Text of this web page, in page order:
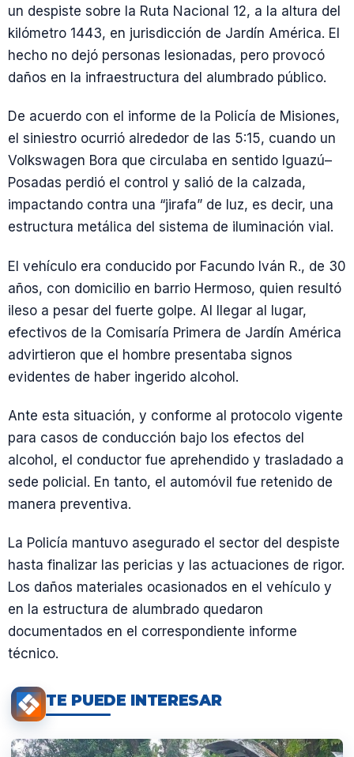
un despiste sobre la Ruta Nacional 12, a la altura del
kilómetro 1443, en jurisdicción de Jardín América. El
hecho no dejó personas lesionadas, pero provocó
daños en la infraestructura del alumbrado público.
De acuerdo con el informe de la Policía de Misiones,
el siniestro ocurrió alrededor de las 5:15, cuando un
Volkswagen Bora que circulaba en sentido Iguazú–
Posadas perdió el control y salió de la calzada,
impactando contra una “jirafa” de luz, es decir, una
estructura metálica del sistema de iluminación vial.
El vehículo era conducido por Facundo Iván R., de 30
años, con domicilio en barrio Hermoso, quien resultó
ileso a pesar del fuerte golpe. Al llegar al lugar,
efectivos de la Comisaría Primera de Jardín América
advirtieron que el hombre presentaba signos
evidentes de haber ingerido alcohol.
Ante esta situación, y conforme al protocolo vigente
para casos de conducción bajo los efectos del
alcohol, el conductor fue aprehendido y trasladado a
sede policial. En tanto, el automóvil fue retenido de
manera preventiva.
La Policía mantuvo asegurado el sector del despiste
hasta finalizar las pericias y las actuaciones de rigor.
Los daños materiales ocasionados en el vehículo y
en la estructura de alumbrado quedaron
documentados en el correspondiente informe
técnico.
TE PUEDE INTERESAR